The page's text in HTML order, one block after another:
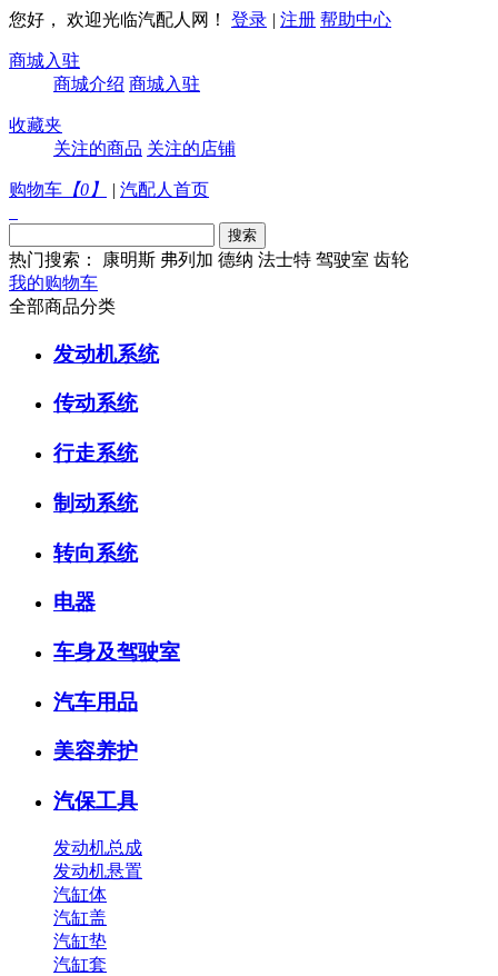
您好， 欢迎光临汽配人网！ 登录 | 注册 帮助中心
商城入驻
商城介绍 商城入驻
收藏夹
关注的商品 关注的店铺
购物车 【0 】 | 汽配人首页
热门搜索： 康明斯 弗列加 德纳 法士特 驾驶室 齿轮
我的购物车
全部商品分类
发动机系统
传动系统
行走系统
制动系统
转向系统
电器
车身及驾驶室
汽车用品
美容养护
汽保工具
发动机总成
发动机悬置
汽缸体
汽缸盖
汽缸垫
汽缸套